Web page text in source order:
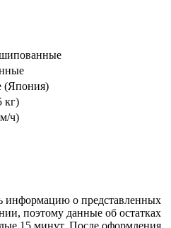
(Япония)
кг)
ч)
информацию о представленных
поэтому данные об остатках
15 минут. После оформления